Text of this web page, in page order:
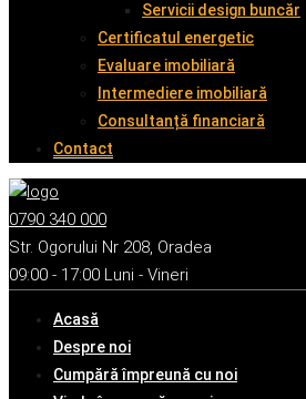
Servicii design buncăr
Certificatul energetic
Evaluare imobiliară
Intermediere imobiliară
Consultanță financiară
Contact
0790 340 000
Str. Ogorului Nr 208, Oradea
09:00 - 17:00 Luni - Vineri
Acasă
Despre noi
Cumpără împreună cu noi